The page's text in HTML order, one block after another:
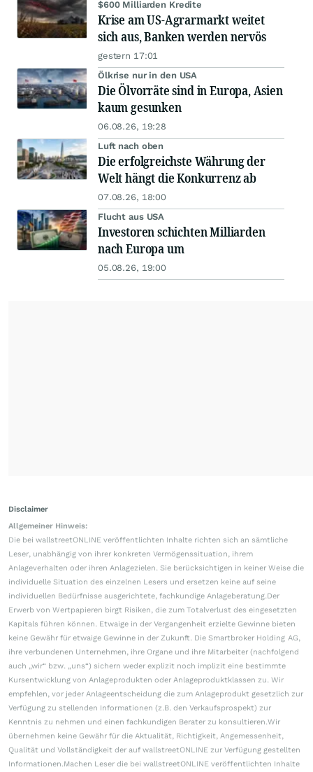
$600 Milliarden Kredite
Krise am US-Agrarmarkt weitet
sich aus, Banken werden nervös
gestern 17:01
Ölkrise nur in den USA
Die Ölvorräte sind in Europa, Asien
kaum gesunken
06.08.26, 19:28
Luft nach oben
Die erfolgreichste Währung der
Welt hängt die Konkurrenz ab
07.08.26, 18:00
Flucht aus USA
Investoren schichten Milliarden
nach Europa um
05.08.26, 19:00
Disclaimer
Allgemeiner Hinweis:
Die bei wallstreetONLINE veröffentlichten Inhalte richten sich an sämtliche
Leser, unabhängig von ihrer konkreten Vermögenssituation, ihrem
Anlageverhalten oder ihren Anlagezielen. Sie berücksichtigen in keiner Weise die
individuelle Situation des einzelnen Lesers und ersetzen keine auf seine
individuellen Bedürfnisse ausgerichtete, fachkundige Anlageberatung.Der
Erwerb von Wertpapieren birgt Risiken, die zum Totalverlust des eingesetzten
Kapitals führen können. Etwaige in der Vergangenheit erzielte Gewinne bieten
keine Gewähr für etwaige Gewinne in der Zukunft. Die Smartbroker Holding AG,
ihre verbundenen Unternehmen, ihre Organe und ihre Mitarbeiter (nachfolgend
auch „wir“ bzw. „uns“) sichern weder explizit noch implizit eine bestimmte
Kursentwicklung von Anlageprodukten oder Anlageproduktklassen zu. Wir
empfehlen, vor jeder Anlageentscheidung die zum Anlageprodukt gesetzlich zur
Verfügung zu stellenden Informationen (z.B. den Verkaufsprospekt) zur
Kenntnis zu nehmen und einen fachkundigen Berater zu konsultieren.Wir
übernehmen keine Gewähr für die Aktualität, Richtigkeit, Angemessenheit,
Qualität und Vollständigkeit der auf wallstreetONLINE zur Verfügung gestellten
Informationen.Machen Leser die bei wallstreetONLINE veröffentlichten Inhalte